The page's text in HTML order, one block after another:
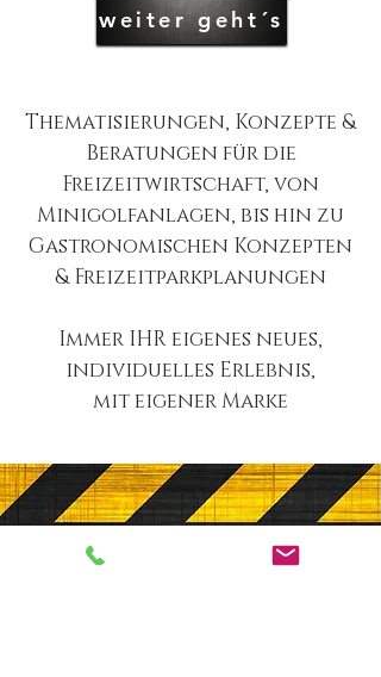
weiter geht´s
Thematisierungen, Konzepte &
Beratungen für die
Freizeitwirtschaft, von
Minigolfanlagen, bis hin zu
Gastronomischen Konzepten
& Freizeitparkplanungen
Immer IHR eigenes neues,
individuelles Erlebnis,
mit eigener Marke
GET IN TOUCH